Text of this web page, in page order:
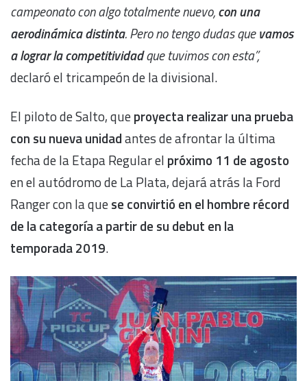
campeonato con algo totalmente nuevo,con una
aerodinámica distinta. Pero no tengo dudas quevamos
a lograr la competitividadque tuvimos con esta”,
declaró el tricampeón de la divisional.
El piloto de Salto, queproyecta realizar una prueba
con su nueva unidadantes de afrontar la última
fecha de la Etapa Regular el próximo 11 de agosto
en el autódromo de La Plata, dejará atrás la Ford
Ranger con la quese convirtió en el hombre récord
de la categoría a partir de su debut en la
temporada 2019.